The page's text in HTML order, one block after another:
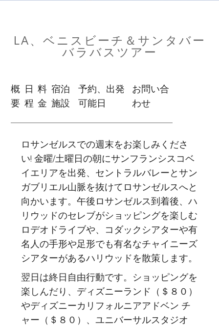
LA、ベニスビーチ＆サンタバー
バラバスツアー
概
要
日
程
料
金
宿泊
施設
予約、出発
可能日
お問い合
わせ
ロサンゼルスでの週末をお楽しみくださ
い! 金曜/土曜日の朝にサンフランシスコベ
イエリアを出発、セントラルバレーとサン
ガブリエル山脈を抜けてロサンゼルスへと
向かいます。午後ロサンゼルス到着後、ハ
リウッドのセレブがショッピングを楽しむ
ロデオドライブや、コダックシアターや有
名人の手形や足形でも有名なチャイニーズ
シアターがあるハリウッドを散策します。
翌日は終日自由行動です。ショッピングを
楽しんだり、ディズニーランド（＄８０）
やディズニーカリフォルニアアドベン チ
ャー（＄８０）、ユニバーサルスタジオ